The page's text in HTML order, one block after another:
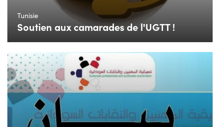
Tunisie
Soutien aux camarades de l'UGTT !